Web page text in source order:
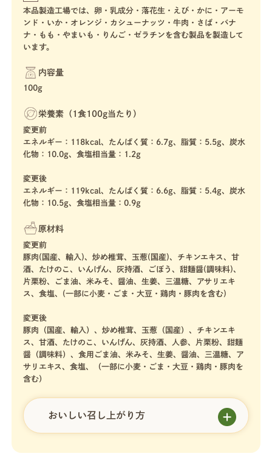
本品製造工場では、卵・乳成分・落花生・えび・かに・アーモ
ンド・いか・オレンジ・カシューナッツ・牛肉・さば・バナ
ナ・もも・やまいも・りんご・ゼラチンを含む製品を製造して
います。
内容量
100g
栄養素（1食100g当たり）
変更前
エネルギー：118kcal、たんぱく質：6.7g、脂質：5.5g、炭水
化物：10.0g、食塩相当量：1.2g
変更後
エネルギー：119kcal、たんぱく質：6.6g、脂質：5.4g、炭水
化物：10.5g、食塩相当量：0.9g
原材料
変更前
豚肉(国産、輸入)、炒め椎茸、玉葱(国産)、チキンエキス、甘
酒、たけのこ、いんげん、灰持酒、ごぼう、甜麺醤(調味料)、
片栗粉、ごま油、米みそ、醤油、生姜、三温糖、アサリエキ
ス、食塩、(一部に小麦・ごま・大豆・鶏肉・豚肉を含む)
変更後
豚肉（国産、輸入）、炒め椎茸、玉葱（国産）、チキンエキ
ス、甘酒、たけのこ、いんげん、灰持酒、人参、片栗粉、甜麺
醤（調味料）、食用ごま油、米みそ、生姜、醤油、三温糖、ア
サリエキス、食塩、（一部に小麦・ごま・大豆・鶏肉・豚肉を
含む）
おいしい召し上がり方